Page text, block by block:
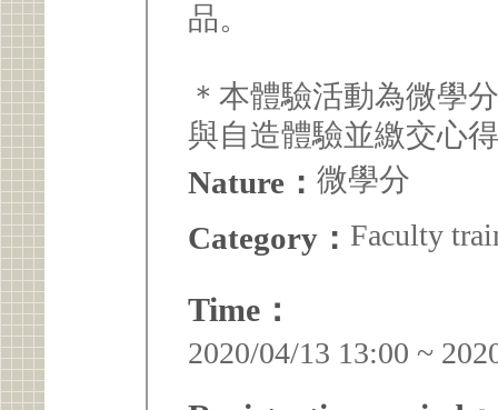
品。
＊本體驗活動為微學
與自造體驗並繳交心
Nature： 微學分
Category： Faculty
Time：
2020/04/13 13:00 ~